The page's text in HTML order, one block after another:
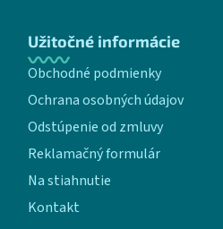
Užitočné informácie
Obchodné podmienky
Ochrana osobných údajov
Odstúpenie od zmluvy
Reklamačný formulár
Na stiahnutie
Kontakt